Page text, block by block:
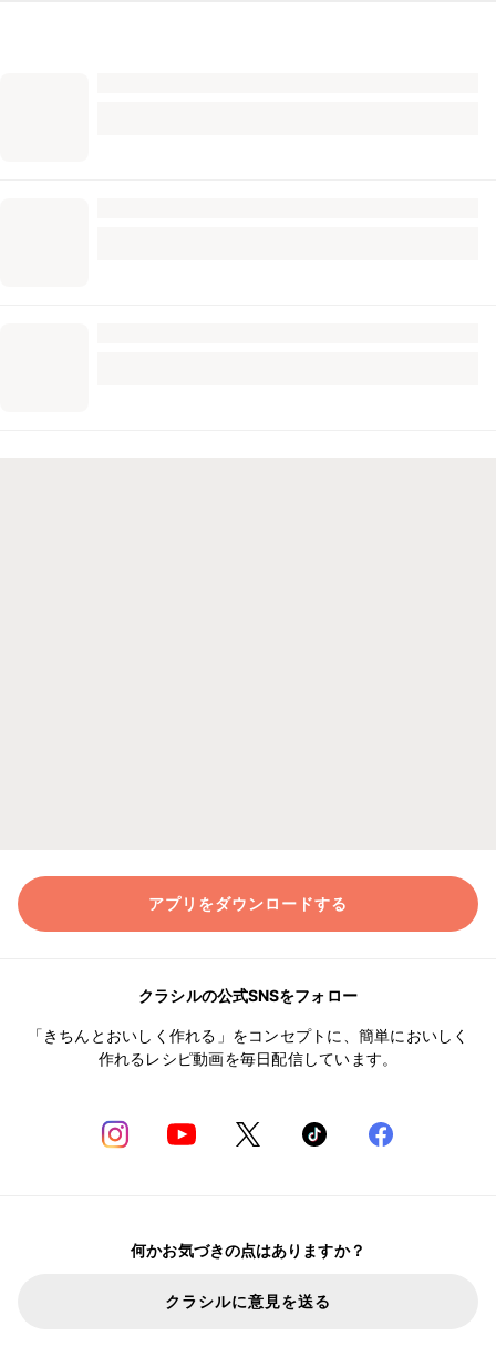
アプリをダウンロードする
クラシルの公式SNSをフォロー
「きちんとおいしく作れる」をコンセプトに、簡単においしく
作れるレシピ動画を毎日配信しています。
何かお気づきの点はありますか？
クラシルに意見を送る